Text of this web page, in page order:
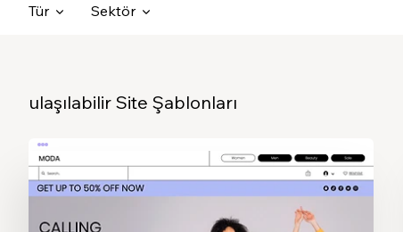
Tür Sektör
ulaşılabilir Site Şablonları